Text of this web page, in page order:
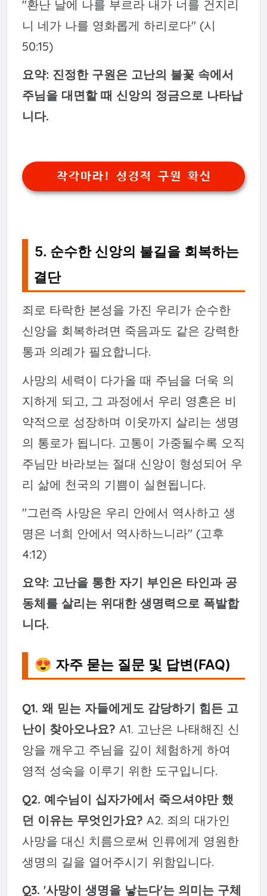
"환난 날에 나를 부르라 내가 너를 건지리
니 네가 나를 영화롭게 하리로다" (시
50:15)
요약: 진정한 구원은 고난의 불꽃 속에서
주님을 대면할 때 신앙의 정금으로 나타납
니다.
착각마라! 성경적 구원 확신
5. 순수한 신앙의 불길을 회복하는
결단
죄로 타락한 본성을 가진 우리가 순수한
신앙을 회복하려면 죽음과도 같은 강력한
통과 의례가 필요합니다.
사망의 세력이 다가올 때 주님을 더욱 의
지하게 되고, 그 과정에서 우리 영혼은 비
약적으로 성장하며 이웃까지 살리는 생명
의 통로가 됩니다. 고통이 가중될수록 오직
주님만 바라보는 절대 신앙이 형성되어 우
리 삶에 천국의 기쁨이 실현됩니다.
"그런즉 사망은 우리 안에서 역사하고 생
명은 너희 안에서 역사하느니라" (고후
4:12)
요약: 고난을 통한 자기 부인은 타인과 공
동체를 살리는 위대한 생명력으로 폭발합
니다.
😍 자주 묻는 질문 및 답변(FAQ)
Q1. 왜 믿는 자들에게도 감당하기 힘든 고
난이 찾아오나요? A1. 고난은 나태해진 신
앙을 깨우고 주님을 깊이 체험하게 하여
영적 성숙을 이루기 위한 도구입니다.
Q2. 예수님이 십자가에서 죽으셔야만 했
던 이유는 무엇인가요? A2. 죄의 대가인
사망을 대신 치름으로써 인류에게 영원한
생명의 길을 열어주시기 위함입니다.
Q3. '사망이 생명을 낳는다'는 의미는 구체